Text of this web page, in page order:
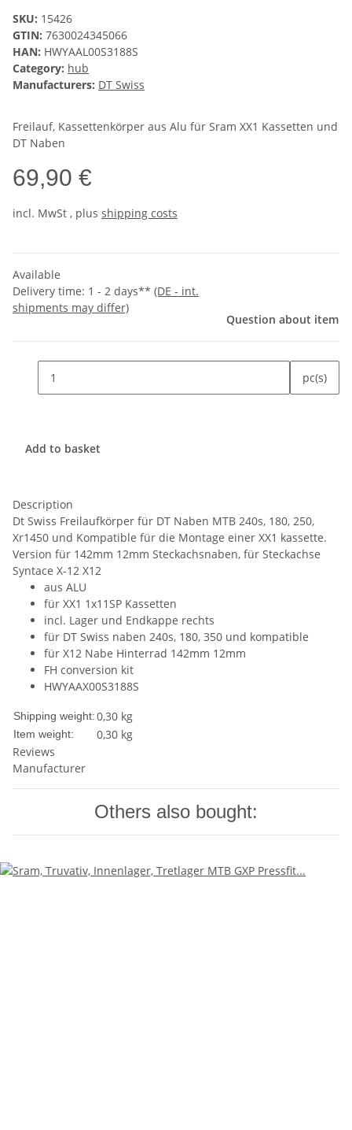
SKU: 15426
GTIN: 7630024345066
HAN: HWYAAL00S3188S
Category: hub
Manufacturers: DT Swiss
Freilauf, Kassettenkörper aus Alu für Sram XX1 Kassetten und
DT Naben
69,90 €
incl. MwSt , plus shipping costs
Available
Delivery time: 1 - 2 days** (DE - int.
shipments may differ)
Question about item
pc(s)
Add to basket
Description
Dt Swiss Freilaufkörper für DT Naben MTB 240s, 180, 250,
Xr1450 und Kompatible für die Montage einer XX1 kassette.
Version für 142mm 12mm Steckachsnaben, für Steckachse
Syntace X-12 X12
aus ALU
für XX1 1x11SP Kassetten
incl. Lager und Endkappe rechts
für DT Swiss naben 240s, 180, 350 und kompatible
für X12 Nabe Hinterrad 142mm 12mm
FH conversion kit
HWYAAX00S3188S
Shipping weight:0,30 kg
Item weight: 0,30 kg
Reviews
Manufacturer
Others also bought: